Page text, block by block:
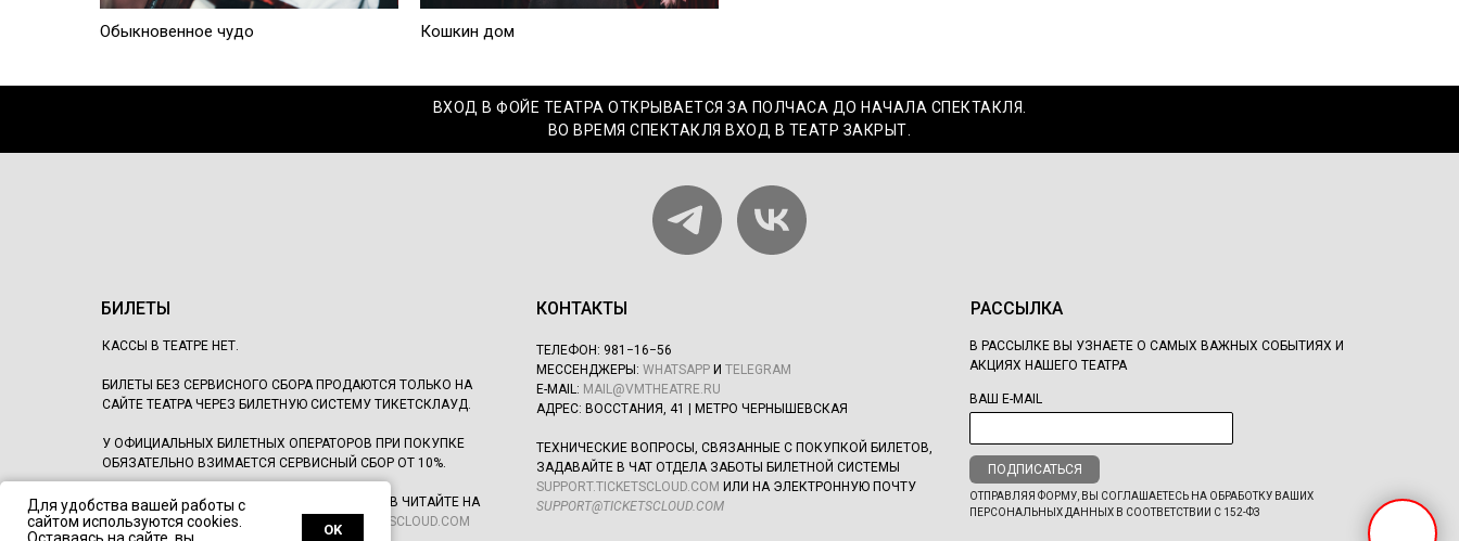
Обыкновенное чудо Кошкин дом
ВХОД В ФОЙЕ ТЕАТРА ОТКРЫВАЕТСЯ ЗА ПОЛЧАСА ДО НАЧАЛА СПЕКТАКЛЯ.
ВО ВРЕМЯ СПЕКТАКЛЯ ВХОД В ТЕАТР ЗАКРЫТ.
КАССЫ В ТЕАТРЕ НЕТ.
БИЛЕТЫ БЕЗ СЕРВИСНОГО СБОРА ПРОДАЮТСЯ ТОЛЬКО НА
САЙТЕ ТЕАТРА ЧЕРЕЗ БИЛЕТНУЮ СИСТЕМУ ТИКЕТСКЛАУД.
У ОФИЦИАЛЬНЫХ БИЛЕТНЫХ ОПЕРАТОРОВ ПРИ ПОКУПКЕ
ОБЯЗАТЕЛЬНО ВЗИМАЕТСЯ СЕРВИСНЫЙ СБОР ОТ 10%.
ПОДРОБНЕЕ О ПОКУПКЕ И ВОЗВРАТЕ БИЛЕТОВ ЧИТАЙТЕ НА
САЙТЕ БИЛЕТНОЙ СИСТЕМЫ:
SUPPORT.TICKETSCLOUD.COM
ОТПРАВЛЯЯ ФОРМУ, ВЫ СОГЛАШАЕТЕСЬ НА ОБРАБОТКУ ВАШИХ
ПЕРСОНАЛЬНЫХ ДАННЫХ В СООТВЕТСТВИИ С 152-ФЗ
В РАССЫЛКЕ ВЫ УЗНАЕТЕ О САМЫХ ВАЖНЫХ СОБЫТИЯХ И
АКЦИЯХ НАШЕГО ТЕАТРА
ТЕЛЕФОН: 981−16−56
МЕССЕНДЖЕРЫ: WHATSAPP И TELEGRAM
E-MAIL: MAIL@VMTHEATRE.RU
АДРЕС: ВОССТАНИЯ, 41 | МЕТРО ЧЕРНЫШЕВСКАЯ
ТЕХНИЧЕСКИЕ ВОПРОСЫ, СВЯЗАННЫЕ С ПОКУПКОЙ БИЛЕТОВ,
ЗАДАВАЙТЕ В ЧАТ ОТДЕЛА ЗАБОТЫ БИЛЕТНОЙ СИСТЕМЫ
SUPPORT.TICKETSCLOUD.COM ИЛИ НА ЭЛЕКТРОННУЮ ПОЧТУ
SUPPORT@TICKETSCLOUD.COM
РАССЫЛКА
КОНТАКТЫ
БИЛЕТЫ
ВАШ E-MAIL
ПОДПИСАТЬСЯ
Для удобства вашей работы с
сайтом используются cookies.
OK